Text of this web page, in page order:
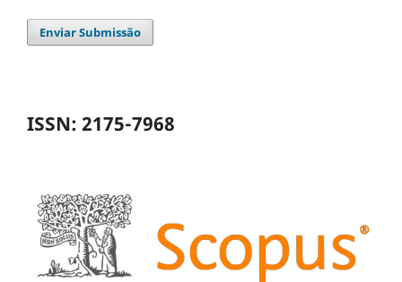
Enviar Submissão
ISSN: 2175-7968